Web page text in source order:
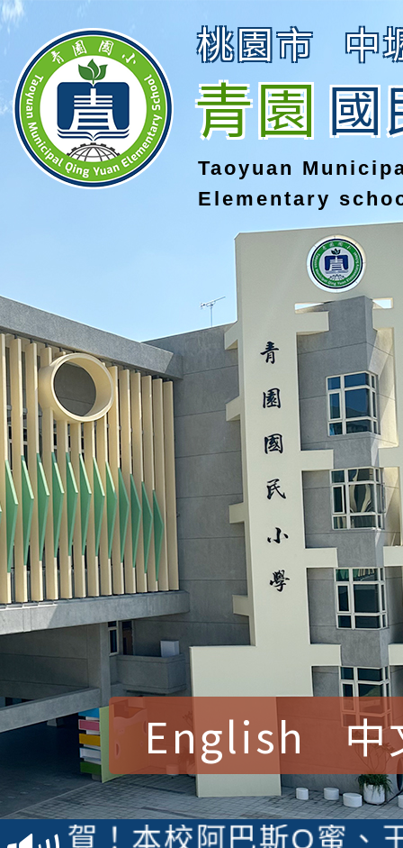
桃園市 中
青園國
Taoyuan
Elementary
English 中
賀！本校參加桃園市中
賽 洪綺君教師榮獲社
賀！本校阿巴斯O蜜、